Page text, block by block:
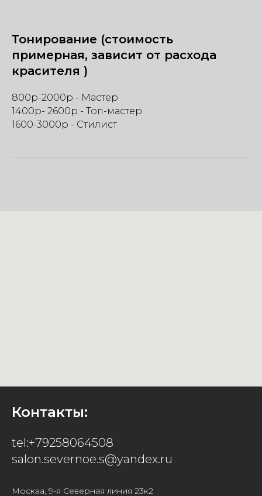
Тонирование (стоимость
примерная, зависит от расхода
красителя )
800р-2000р - Мастер
1400р- 2600р - Топ-мастер
1600-3000р - Стилист
Контакты:
tel:+79258064508
salon.severnoe.s@yandex.ru
Москва, 9-я Северная линия 23к2